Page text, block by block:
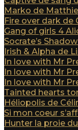
Marko de
Fire over dark de
Gang of girls 4
Socrate’s
Irish & Alpha de
In love with Mr
In love with Mr
In love with Mr
Tainted hearts
Héliopolis de
Si mon coeur
Hunter la proie